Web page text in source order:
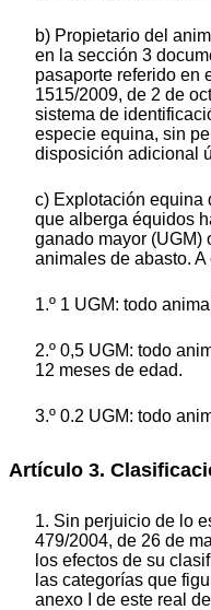
b) Propietario del
en la sección 3
pasaporte referido en
1515/2009, de 2 de
sistema de
especie equina, sin
disposición adicional
c) Explotación equina
que alberga équidos
ganado mayor (UGM)
animales de abasto.
1.º 1 UGM: todo
2.º 0,5 UGM: todo
12 meses de edad.
3.º 0.2 UGM: todo
Artículo 3.
1. Sin perjuicio de lo
479/2004, de 26 de
los efectos de su
las categorías que
anexo I de este real